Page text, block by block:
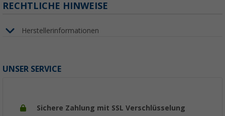
RECHTLICHE HINWEISE
Herstellerinformationen
UNSER SERVICE
Sichere Zahlung mit SSL Verschlüsselung